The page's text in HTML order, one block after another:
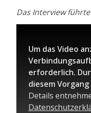
Das Interview
Um das Video
erforderlich.
diesem
Details